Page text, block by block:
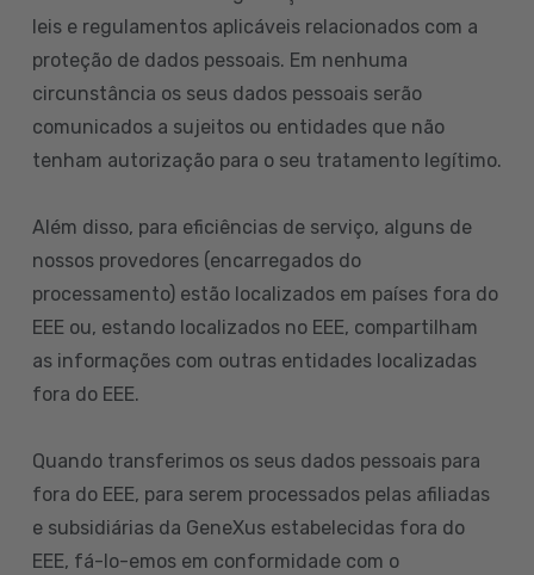
leis e regulamentos aplicáveis relacionados com a
proteção de dados pessoais. Em nenhuma
circunstância os seus dados pessoais serão
comunicados a sujeitos ou entidades que não
tenham autorização para o seu tratamento legítimo.
Além disso, para eficiências de serviço, alguns de
nossos provedores (encarregados do
processamento) estão localizados em países fora do
EEE ou, estando localizados no EEE, compartilham
as informações com outras entidades localizadas
fora do EEE.
Quando transferimos os seus dados pessoais para
fora do EEE, para serem processados pelas afiliadas
e subsidiárias da GeneXus estabelecidas fora do
EEE, fá-lo-emos em conformidade com o